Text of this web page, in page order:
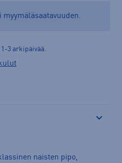
myymäläsaatavuuden.
3 arkipäivää.
naisten pipo,